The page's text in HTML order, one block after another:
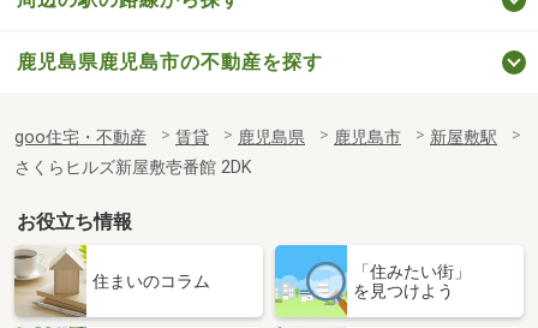
鹿児島県鹿児島市の不動産を探す
goo住宅・不動産 賃貸 鹿児島県 鹿児島市
新屋敷駅
さくらヒルズ新屋敷壱番館 2DK
お役立ち情報
住まいのコラム
「住みたい街」
を見つけよう